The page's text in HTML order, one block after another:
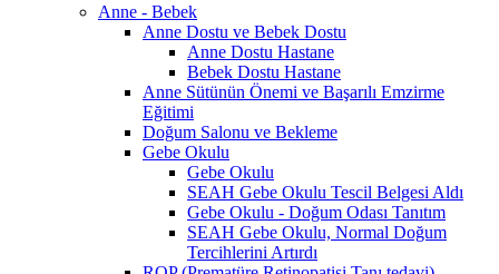
Anne - Bebek
Anne Dostu ve Bebek Dostu
Anne Dostu Hastane
Bebek Dostu Hastane
Anne Sütünün Önemi ve Başarılı Emzirme
Eğitimi
Doğum Salonu ve Bekleme
Gebe Okulu
Gebe Okulu
SEAH Gebe Okulu Tescil Belgesi Aldı
Gebe Okulu - Doğum Odası Tanıtım
SEAH Gebe Okulu, Normal Doğum
Tercihlerini Artırdı